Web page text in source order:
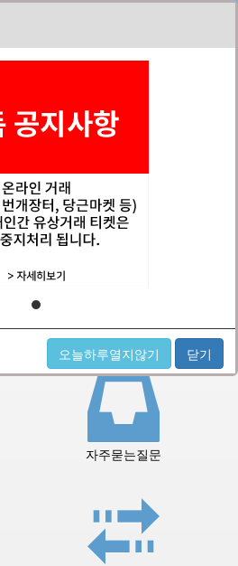
영화예매하기
자주묻는질문
오늘하루열지않기 닫기